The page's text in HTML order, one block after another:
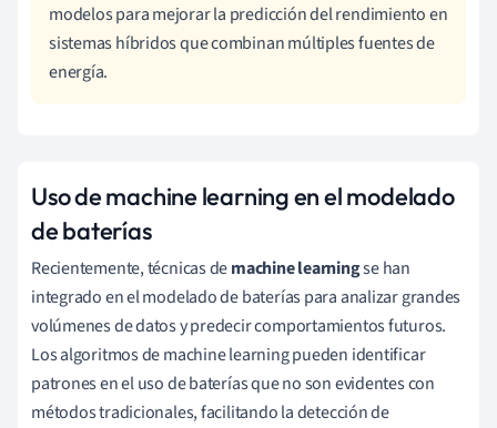
modelos para mejorar la predicción del rendimiento en
sistemas híbridos que combinan múltiples fuentes de
energía.
Uso de machine learning en el modelado
de baterías
Recientemente, técnicas demachine learningse han
integrado en el modelado de baterías para analizar grandes
volúmenes de datos y predecir comportamientos futuros.
Los algoritmos de machine learning pueden identificar
patrones en el uso de baterías que no son evidentes con
métodos tradicionales, facilitando la detección de